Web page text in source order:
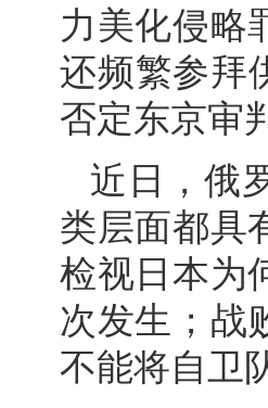
力美化侵略
还频繁参拜
否定东京审
近日，俄
类层面都具
检视日本为
次发生；战
不能将自卫